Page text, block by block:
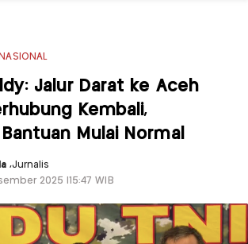
NASIONAL
Jalur Darat ke Aceh
Kembali,
Mulai Normal
,Jurnalis
2025 |15:47 WIB